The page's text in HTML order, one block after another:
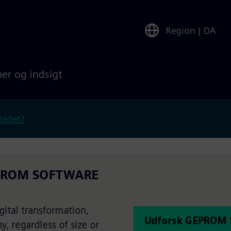
Region | DA
og indsigt
SOFTWARE
transformation,
regardless of size or
Udforsk GEPROM